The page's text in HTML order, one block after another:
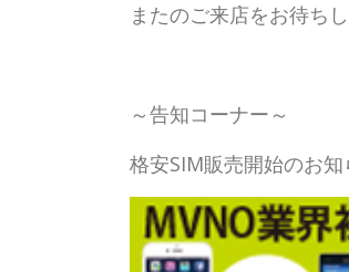
またのご来店をお待ちし
～告知コーナー～
格安SIM販売開始のお知